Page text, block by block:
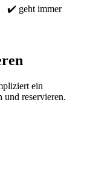
✔️ geht immer
ein
und reservieren.